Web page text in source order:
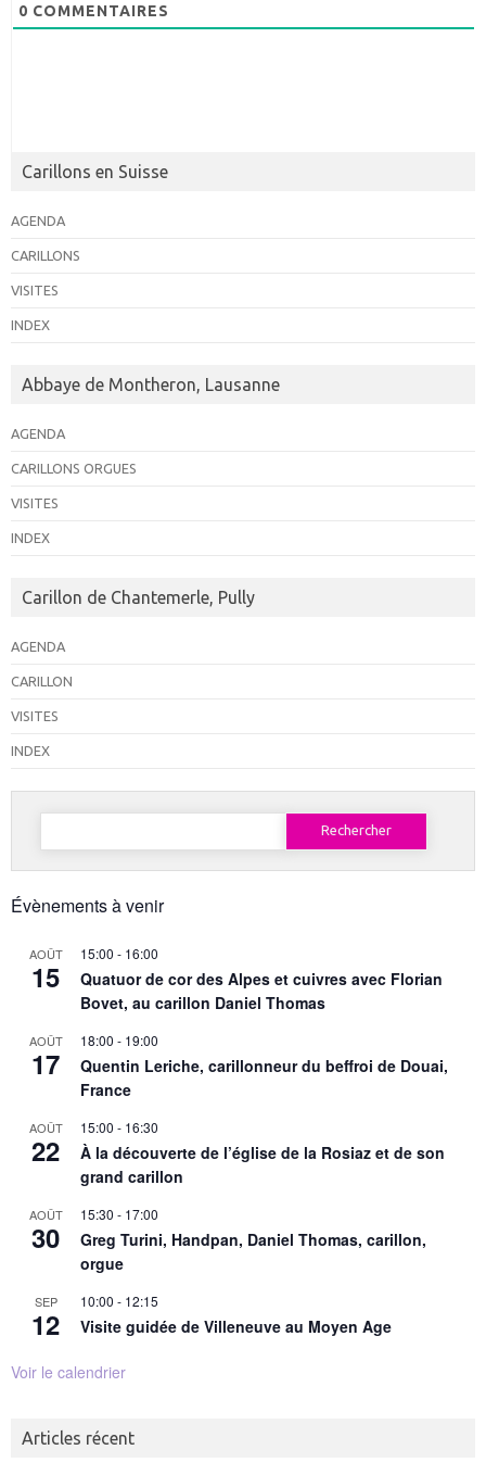
0 COMMENTAIRES
Carillons en Suisse
AGENDA
CARILLONS
VISITES
INDEX
Abbaye de Montheron, Lausanne
AGENDA
CARILLONS ORGUES
VISITES
INDEX
Carillon de Chantemerle, Pully
AGENDA
CARILLON
VISITES
INDEX
Rechercher :
Évènements à venir
AOÛT
15
15:00 - 16:00
Quatuor de cor des Alpes et cuivres avec Florian
Bovet, au carillon Daniel Thomas
AOÛT
17
18:00 - 19:00
Quentin Leriche, carillonneur du beffroi de Douai,
France
AOÛT
22
15:00 - 16:30
À la découverte de l’église de la Rosiaz et de son
grand carillon
AOÛT
30
15:30 - 17:00
Greg Turini, Handpan, Daniel Thomas, carillon,
orgue
SEP
12
10:00 - 12:15
Visite guidée de Villeneuve au Moyen Age
Voir le calendrier
Articles récent